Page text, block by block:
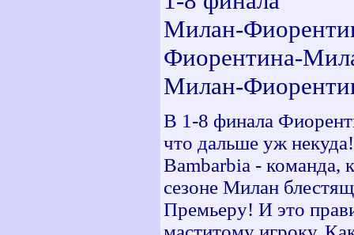
Милан-
Фиорентина-
Милан-
В 1-8 финала
что дальше уж
Bambarbia - команда,
сезоне Милан
Премьеру! И это